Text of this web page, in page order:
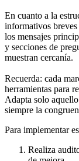
En cuanto a la
informativos
los mensajes
y secciones de
muestran cercanía.
Recuerda: cada
herramientas para
Adapta solo
siempre la
Para implementar
Realiza